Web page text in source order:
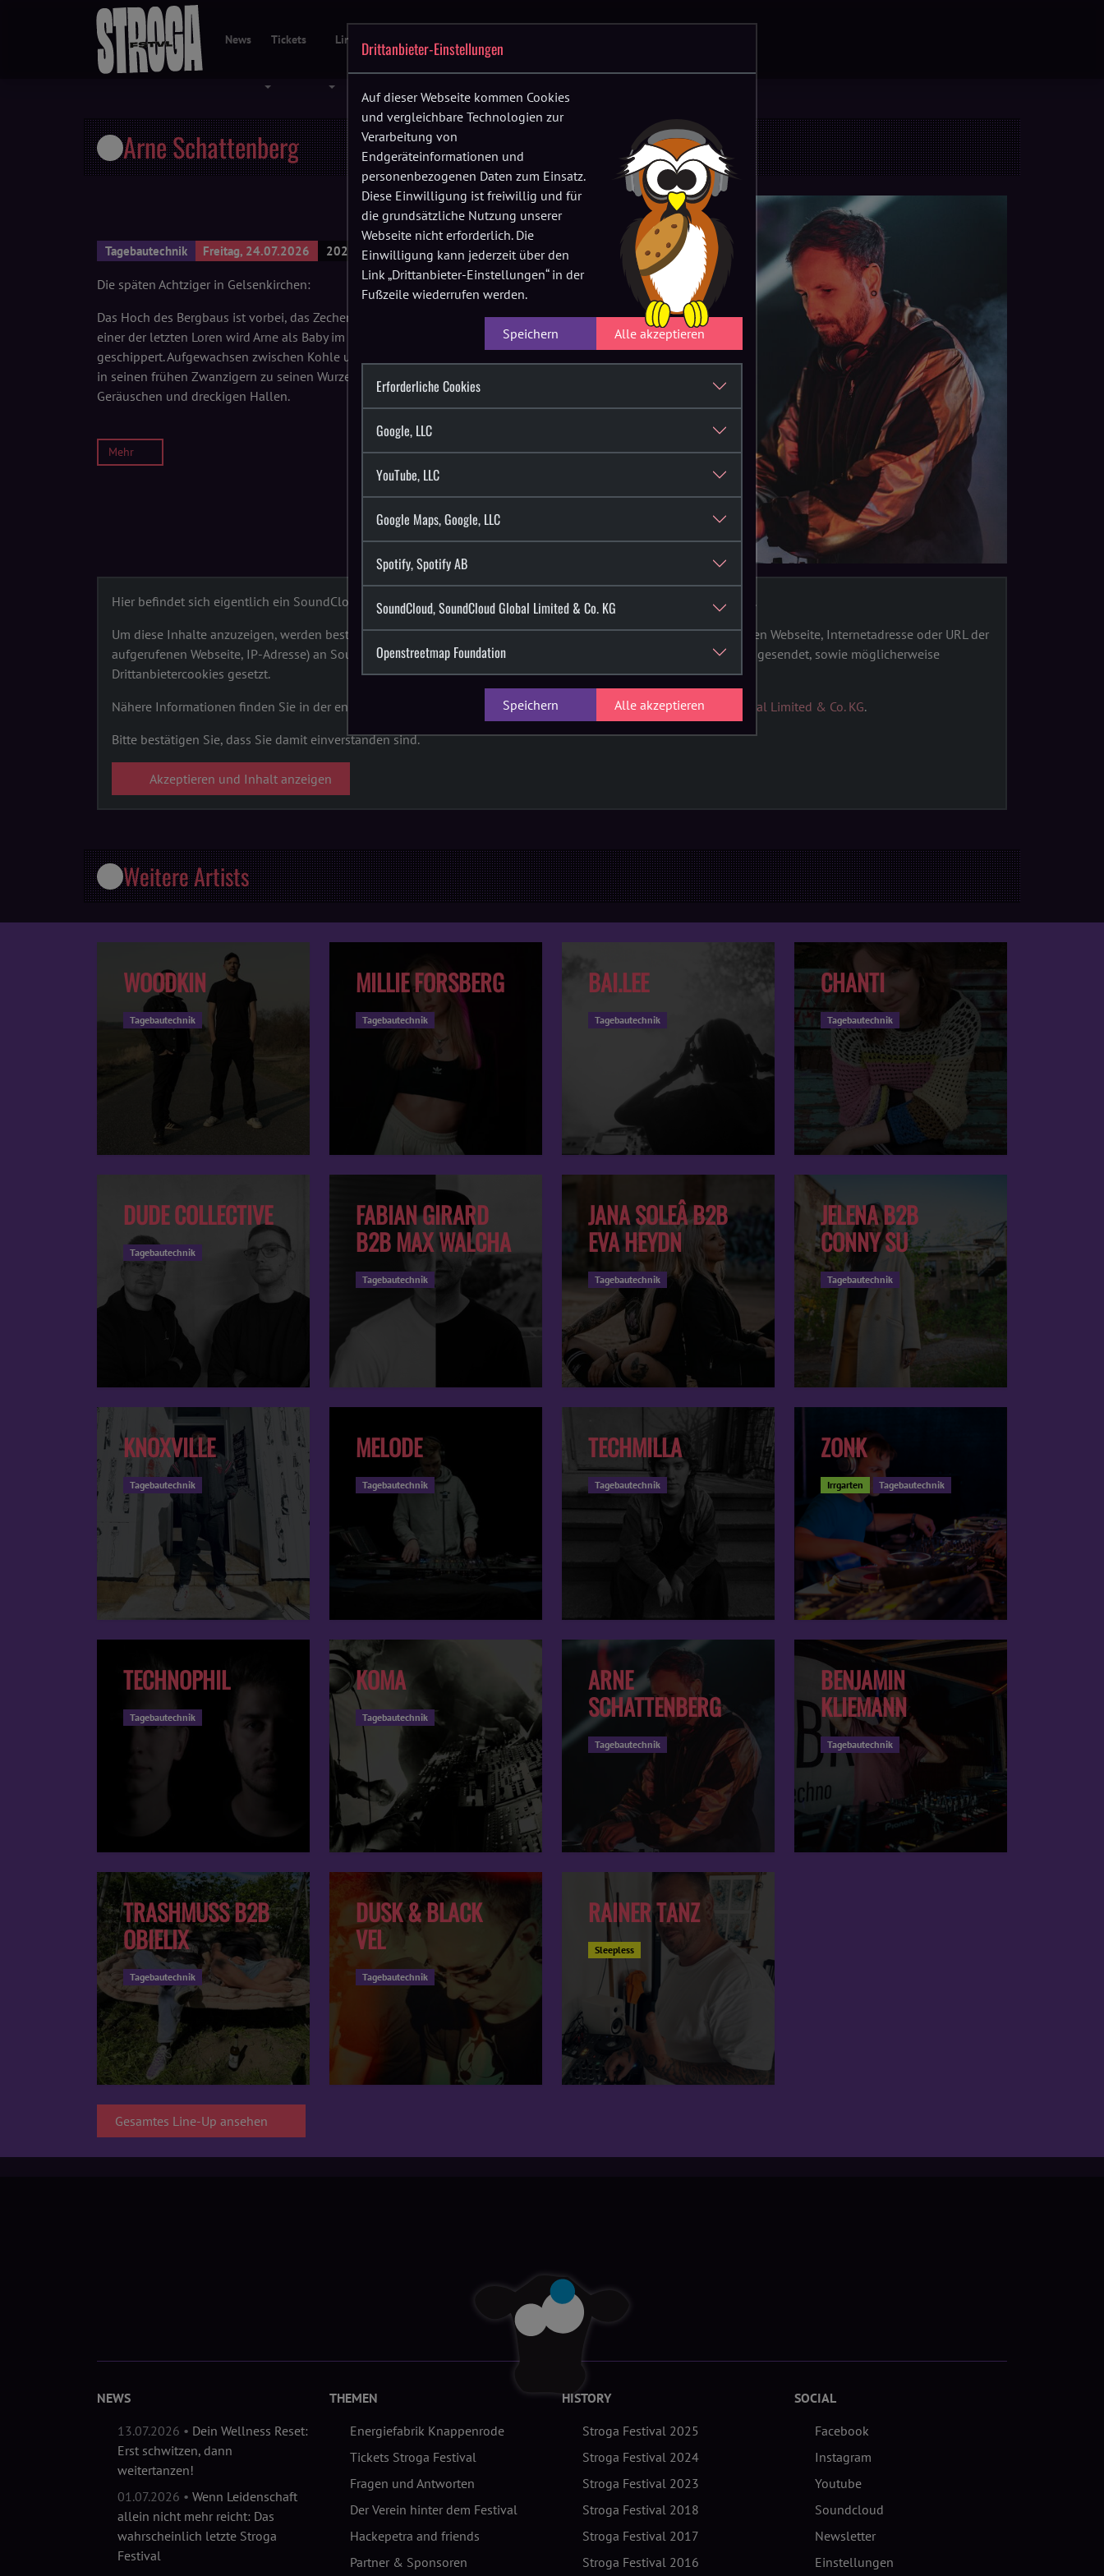
News Tickets Line-Up
Menü öffnen
App
Menü öffnen
Arne Schattenberg
Tagebautechnik Freitag, 24.07.2026 2024 • Tagebautechnik
Die späten Achtziger in Gelsenkirchen:
Das Hoch des Bergbaus ist vorbei, das Zechensterben schon weit vorangeschritten. Doch in
einer der letzten Loren wird Arne als Baby im Viervierteltakt von Förderturm zu Förderturm
geschippert. Aufgewachsen zwischen Kohle und Stahl, Pilsbier und Punkrock, besinnt er sich
in seinen frühen Zwanzigern zu seinen Wurzeln und widmet sich wieder krächzenden
Geräuschen und dreckigen Hallen.
Mehr
Hier befindet sich eigentlich ein SoundCloud-Musik-Player von SoundCloud, SoundCloud Global Limited & Co. KG.
Um diese Inhalte anzuzeigen, werden bestimmte Browserdaten (Datum und Uhrzeit des Besuchs auf der betreffenden Webseite, Internetadresse oder URL der
aufgerufenen Webseite, IP-Adresse) an SoundCloud Global Limited & Co. KG, Rheinsberger Str. 76/77, 10115 Berlin gesendet, sowie möglicherweise
Drittanbietercookies gesetzt.
Nähere Informationen finden Sie in der entsprechenden
Datenschutzerklärung von SoundCloud, SoundCloud Global Limited & Co. KG.
Bitte bestätigen Sie, dass Sie damit einverstanden sind.
Akzeptieren und Inhalt anzeigen
Weitere Artists
WOODKIN
Tagebautechnik
MILLIE FORSBERG
Tagebautechnik
BAI.LEE
Tagebautechnik
CHANTI
Tagebautechnik
DUDE COLLECTIVE
Tagebautechnik
FABIAN GIRARD
B2B MAX WALCHA
Tagebautechnik
JANA SOLEÂ B2B
EVA HEYDN
Tagebautechnik
JELENA B2B
CONNY SU
Tagebautechnik
KNOXVILLE
Tagebautechnik
MELODE
Tagebautechnik
TECHMILLA
Tagebautechnik
ZONK
Irrgarten Tagebautechnik
TECHNOPHIL
Tagebautechnik
KOMA
Tagebautechnik
ARNE
SCHATTENBERG
Tagebautechnik
BENJAMIN
KLIEMANN
Tagebautechnik
TRASHMUSS B2B
OBIELIX
Tagebautechnik
DUSK & BLACK
VEL
Tagebautechnik
RAINER TANZ
Sleepless
Gesamtes Line-Up ansehen
NEWS
13.07.2026 • Dein Wellness Reset:
Erst schwitzen, dann
weitertanzen!
01.07.2026 • Wenn Leidenschaft
allein nicht mehr reicht: Das
wahrscheinlich letzte Stroga
Festival
THEMEN
Energiefabrik Knappenrode
Tickets Stroga Festival
Fragen und Antworten
Der Verein hinter dem Festival
Hackepetra and friends
Partner & Sponsoren
HISTORY
Stroga Festival 2025
Stroga Festival 2024
Stroga Festival 2023
Stroga Festival 2018
Stroga Festival 2017
Stroga Festival 2016
SOCIAL
Facebook
Instagram
Youtube
Soundcloud
Newsletter
Einstellungen
Drittanbieter-Einstellungen
Auf dieser Webseite kommen Cookies
und vergleichbare Technologien zur
Verarbeitung von
Endgeräteinformationen und
personenbezogenen Daten zum Einsatz.
Diese Einwilligung ist freiwillig und für
die grundsätzliche Nutzung unserer
Webseite nicht erforderlich. Die
Einwilligung kann jederzeit über den
Link „Drittanbieter-Einstellungen“ in der
Fußzeile wiederrufen werden.
Speichern Alle akzeptieren
Erforderliche Cookies
Google, LLC
YouTube, LLC
Google Maps, Google, LLC
Spotify, Spotify AB
SoundCloud, SoundCloud Global Limited & Co. KG
Openstreetmap Foundation
Speichern Alle akzeptieren